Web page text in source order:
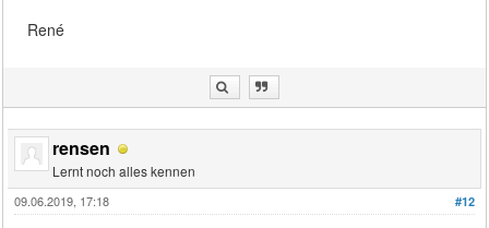
René
rensen
Lernt noch alles kennen
#12
09.06.2019, 17:18